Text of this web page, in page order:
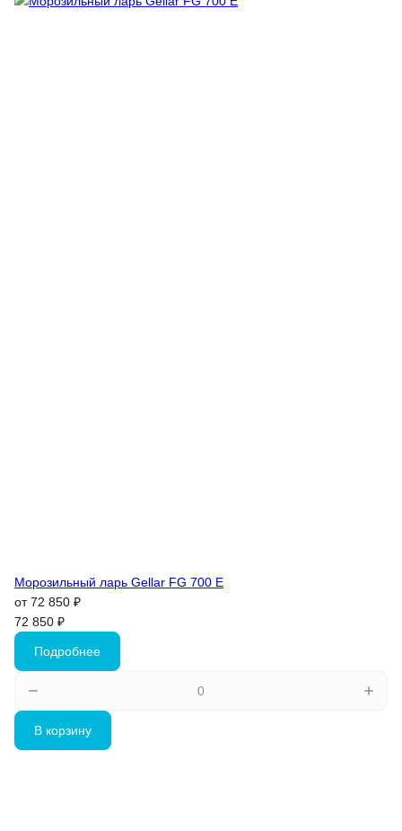
Морозильный ларь Gellar FG 700 E
от 72 850 ₽
72 850 ₽
Подробнее
В корзину